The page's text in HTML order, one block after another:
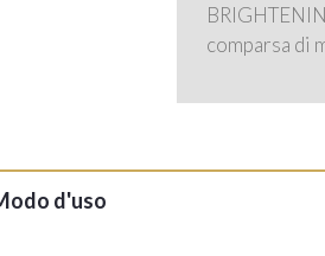
comparsa di
d'uso